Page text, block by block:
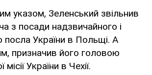
указом, Зеленський звільнив
з посади надзвичайного і
посла України в Польщі. А
призначив його головою
України в Чехії.